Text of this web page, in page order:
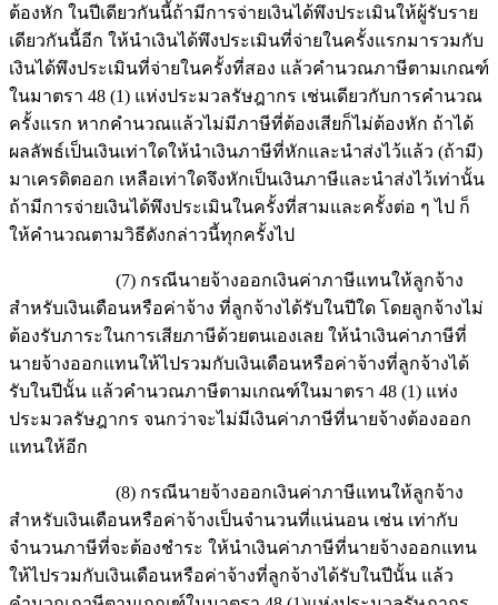
ต้องหัก ในปีเดียวกันนี้ถ้ามีการจ่ายเงินได้พึงประเมินให้ผู้รับราย
เดียวกันนี้อีก ให้นำเงินได้พึงประเมินที่จ่ายในครั้งแรกมารวมกับ
เงินได้พึงประเมินที่จ่ายในครั้งที่สอง แล้วคำนวณภาษีตามเกณฑ์
ในมาตรา 48 (1) แห่งประมวลรัษฎากร เช่นเดียวกับการคำนวณ
ครั้งแรก หากคำนวณแล้วไม่มีภาษีที่ต้องเสียก็ไม่ต้องหัก ถ้าได้
ผลลัพธ์เป็นเงินเท่าใดให้นำเงินภาษีที่หักและนำส่งไว้แล้ว (ถ้ามี)
มาเครดิตออก เหลือเท่าใดจึงหักเป็นเงินภาษีและนำส่งไว้เท่านั้น
ถ้ามีการจ่ายเงินได้พึงประเมินในครั้งที่สามและครั้งต่อ ๆ ไป ก็
ให้คำนวณตามวิธีดังกล่าวนี้ทุกครั้งไป
(7) กรณีนายจ้างออกเงินค่าภาษีแทนให้ลูกจ้าง
สำหรับเงินเดือนหรือค่าจ้าง ที่ลูกจ้างได้รับในปีใด โดยลูกจ้างไม่
ต้องรับภาระในการเสียภาษีด้วยตนเองเลย ให้นำเงินค่าภาษีที่
นายจ้างออกแทนให้ไปรวมกับเงินเดือนหรือค่าจ้างที่ลูกจ้างได้
รับในปีนั้น แล้วคำนวณภาษีตามเกณฑ์ในมาตรา 48 (1) แห่ง
ประมวลรัษฎากร จนกว่าจะไม่มีเงินค่าภาษีที่นายจ้างต้องออก
แทนให้อีก
(8) กรณีนายจ้างออกเงินค่าภาษีแทนให้ลูกจ้าง
สำหรับเงินเดือนหรือค่าจ้างเป็นจำนวนที่แน่นอน เช่น เท่ากับ
จำนวนภาษีที่จะต้องชำระ ให้นำเงินค่าภาษีที่นายจ้างออกแทน
ให้ไปรวมกับเงินเดือนหรือค่าจ้างที่ลูกจ้างได้รับในปีนั้น แล้ว